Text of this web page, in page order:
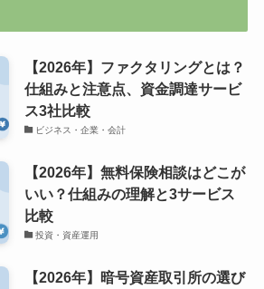
【2026年】ファクタリングとは？
仕組みと注意点、資金調達サービ
ス3社比較
ビジネス・企業・会計
【2026年】無料保険相談はどこが
いい？仕組みの理解と3サービス
比較
投資・資産運用
【2026年】暗号資産取引所の選び